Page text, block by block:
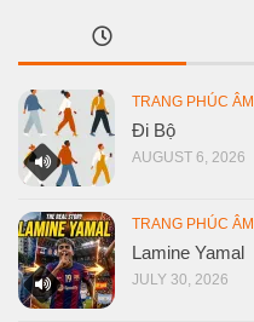
TRANG PHÚC ÂM
Đi Bộ
AUGUST 6, 2026
TRANG PHÚC ÂM
Lamine Yamal
JULY 30, 2026